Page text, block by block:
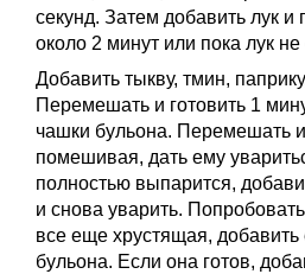
секунд. Затем добавить лук и
около 2 минут или пока лук не
Добавить тыкву, тмин,
Перемешать и готовить 1
чашки бульона. Перемешать
помешивая, дать ему
полностью выпарится,
и снова уварить.
все еще хрустящая,
бульона. Если она готов,